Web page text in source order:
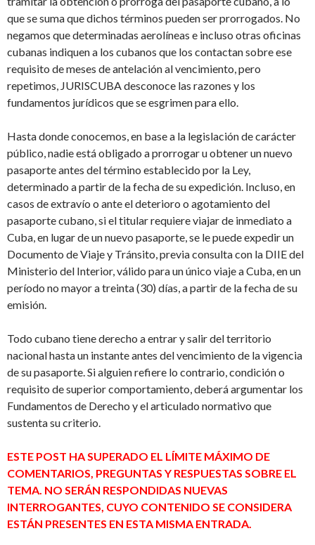
que se suma que dichos términos pueden ser prorrogados. No
negamos que determinadas aerolíneas e incluso otras oficinas
cubanas indiquen a los cubanos que los contactan sobre ese
requisito de meses de antelación al vencimiento, pero
repetimos, JURISCUBA desconoce las razones y los
fundamentos jurídicos que se esgrimen para ello.
Hasta donde conocemos, en base a la legislación de carácter
público, nadie está obligado a prorrogar u obtener un nuevo
pasaporte antes del término establecido por la Ley,
determinado a partir de la fecha de su expedición. Incluso, en
casos de extravío o ante el deterioro o agotamiento del
pasaporte cubano, si el titular requiere viajar de inmediato a
Cuba, en lugar de un nuevo pasaporte, se le puede expedir un
Documento de Viaje y Tránsito, previa consulta con la DIIE del
Ministerio del Interior, válido para un único viaje a Cuba, en un
período no mayor a treinta (30) días, a partir de la fecha de su
emisión.
Todo cubano tiene derecho a entrar y salir del territorio
nacional hasta un instante antes del vencimiento de la vigencia
de su pasaporte. Si alguien refiere lo contrario, condición o
requisito de superior comportamiento, deberá argumentar los
Fundamentos de Derecho y el articulado normativo que
sustenta su criterio.
ESTE POST HA SUPERADO EL LÍMITE MÁXIMO DE
COMENTARIOS, PREGUNTAS Y RESPUESTAS SOBRE EL
TEMA. NO SERÁN RESPONDIDAS NUEVAS
INTERROGANTES, CUYO CONTENIDO SE CONSIDERA
ESTÁN PRESENTES EN ESTA MISMA ENTRADA.